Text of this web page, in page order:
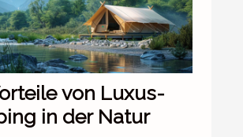
von Luxus-
in der Natur